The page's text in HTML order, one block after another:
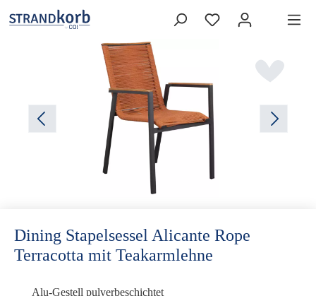
Dining Stapelsessel Alicante Rope
Terracotta mit Teakarmlehne
Alu-Gestell pulverbeschichtet